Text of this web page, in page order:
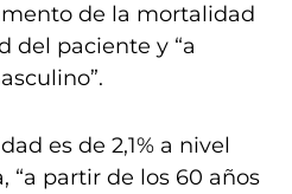
de la mortalidad
del paciente y “a
es de 2,1% a nivel
“a partir de los 60 años